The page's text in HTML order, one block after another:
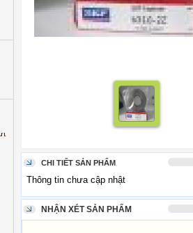
CHI TIẾT SẢN PHẨM
Thông tin chưa cập nhật
NHẬN XÉT SẢN PHẨM